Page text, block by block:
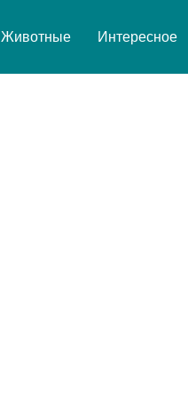
Животные Интересное